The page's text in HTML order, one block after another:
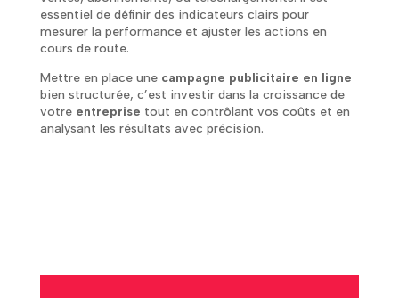
essentiel de définir des indicateurs clairs pour
mesurer la performance et ajuster les actions en
cours de route.
Mettre en place une campagne publicitaire en ligne
bien structurée, c’est investir dans la croissance de
votre entreprise tout en contrôlant vos coûts et en
analysant les résultats avec précision.